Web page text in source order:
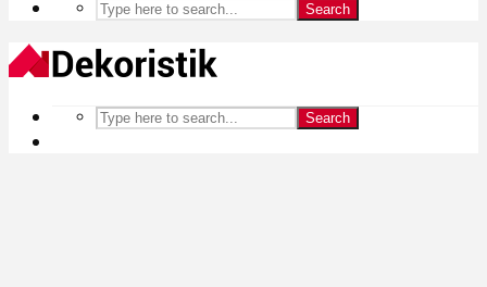
Search
Search